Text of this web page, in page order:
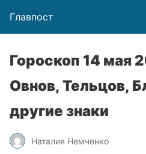
Главпост
Гороскоп 14 мая
Овнов, Тельцов,
другие знаки
Наталия Немченко